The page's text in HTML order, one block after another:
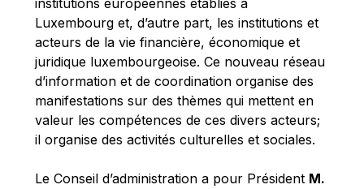
Michel Goedert
Mireille Delmas-Marty
Nobuo Tanaka
Otmar Issing
Paolo Mengozzi
Paschal Donohoe
Pat Cox
institutions européennes établies à
Luxembourg et, d’autre part, les institutions et
acteurs de la vie financière, économique et
juridique luxembourgeoise. Ce nouveau réseau
d’information et de coordination organise des
manifestations sur des thèmes qui mettent en
valeur les compétences de ces divers acteurs;
il organise des activités culturelles et sociales.
Le Conseil d’administration a pour Président M.